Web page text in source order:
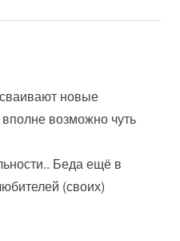
новые
возможно чуть
Беда ещё в
(своих)